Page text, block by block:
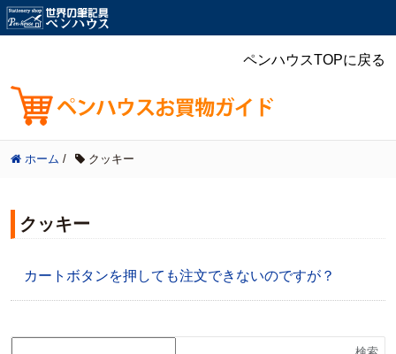
ペンハウスTOPに戻る
ホーム / クッキー
クッキー
カートボタンを押しても注文できないのですが？